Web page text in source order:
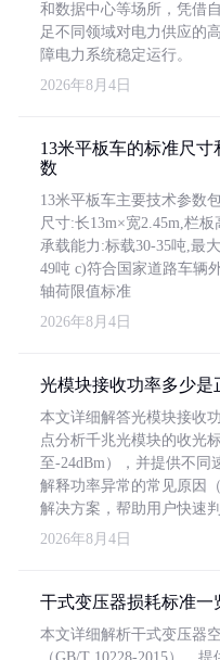
和数据中心等场所，凭借
足不同领域对电力供应的
障电力系统稳定运行。
2026年8月4日
13米平板车的标准尺寸
数
13米平板车主要技术参数
尺寸:长13m×宽2.45m,栏板
承载能力:标载30-35吨,最
49吨 c)符合国家道路车辆
轴荷限值标准
2026年8月4日
光模块接收功率多少是
本文详细解答光模块接收
点分析千兆光模块的收光
至-24dBm），并提供不
解释功率异常的常见原因
解决方案，帮助用户快速
2026年8月4日
干式变压器损耗标准一
本文详细解析干式变压器